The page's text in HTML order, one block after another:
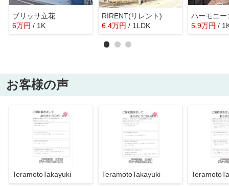
ブリッサ立花
6万円 / 1K
RIRENT(リレント)
6.4万円 / 1LDK
ハーモニー
5.9万円 /
お客様の声
TeramotoTakayuki TeramotoTakayuki